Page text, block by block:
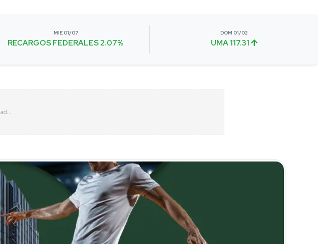
MIE 01/07
RECARGOS FEDERALES 2.07%
DOM 01/02
UMA 117.31